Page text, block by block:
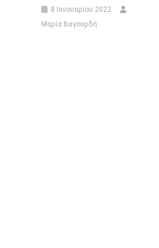
8 Ιανουαρίου 2022
Μαρία Βαγουρδή